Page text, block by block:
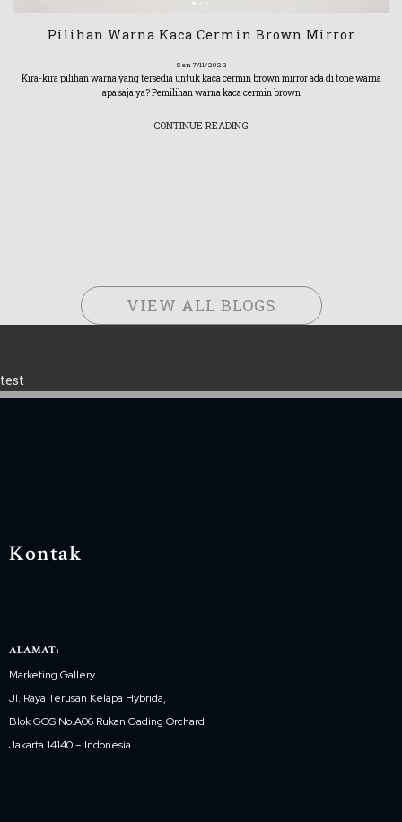
Pilihan Warna Kaca Cermin Brown Mirror
Sen 7/11/2022
Kira-kira pilihan warna yang tersedia untuk kaca cermin brown mirror ada di tone warna
apa saja ya? Pemilihan warna kaca cermin brown
CONTINUE READING
VIEW ALL BLOGS
test
Kontak
ALAMAT:
Marketing Gallery
Jl. Raya Terusan Kelapa Hybrida,
Blok GOS No.A06 Rukan Gading Orchard
Jakarta 14140 – Indonesia